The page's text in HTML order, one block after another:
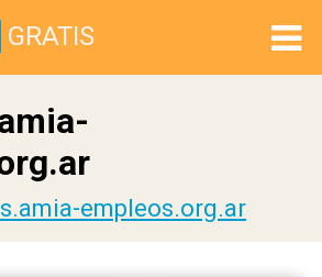
GRATIS
empleos.org.ar